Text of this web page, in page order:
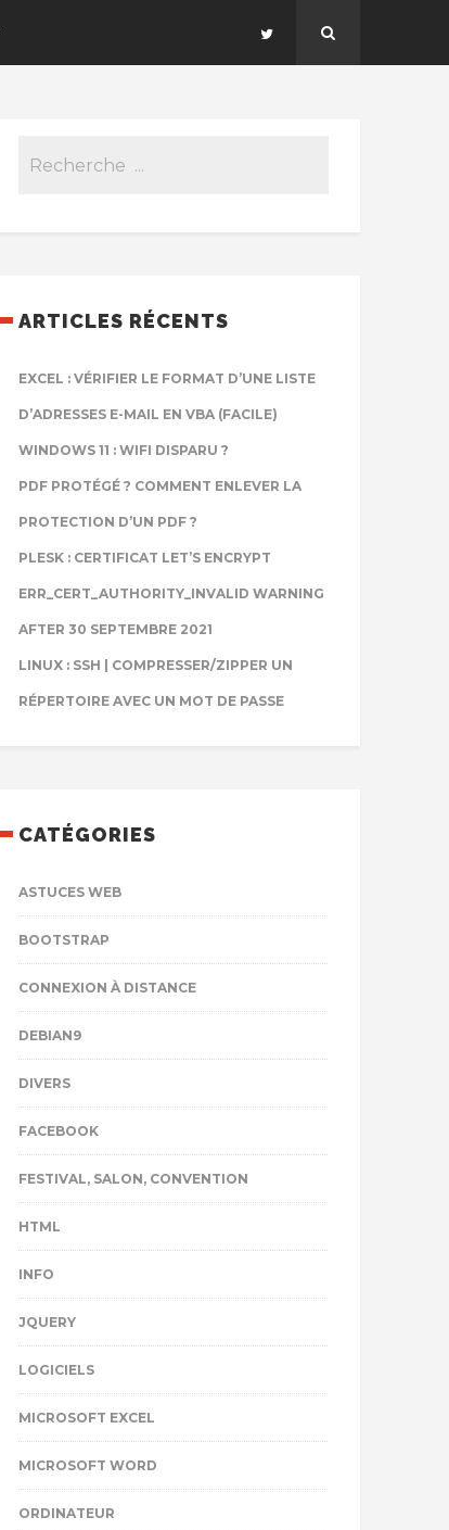
ARTICLES RÉCENTS
EXCEL : VÉRIFIER LE FORMAT D’UNE LISTE
D’ADRESSES E-MAIL EN VBA (FACILE)
WINDOWS 11 : WIFI DISPARU ?
PDF PROTÉGÉ ? COMMENT ENLEVER LA
PROTECTION D’UN PDF ?
PLESK : CERTIFICAT LET’S ENCRYPT
ERR_CERT_AUTHORITY_INVALID WARNING
AFTER 30 SEPTEMBRE 2021
LINUX : SSH | COMPRESSER/ZIPPER UN
RÉPERTOIRE AVEC UN MOT DE PASSE
CATÉGORIES
ASTUCES WEB
BOOTSTRAP
CONNEXION À DISTANCE
DEBIAN9
DIVERS
FACEBOOK
FESTIVAL, SALON, CONVENTION
HTML
INFO
JQUERY
LOGICIELS
MICROSOFT EXCEL
MICROSOFT WORD
ORDINATEUR